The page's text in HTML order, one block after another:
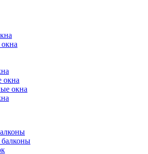
окна
окна